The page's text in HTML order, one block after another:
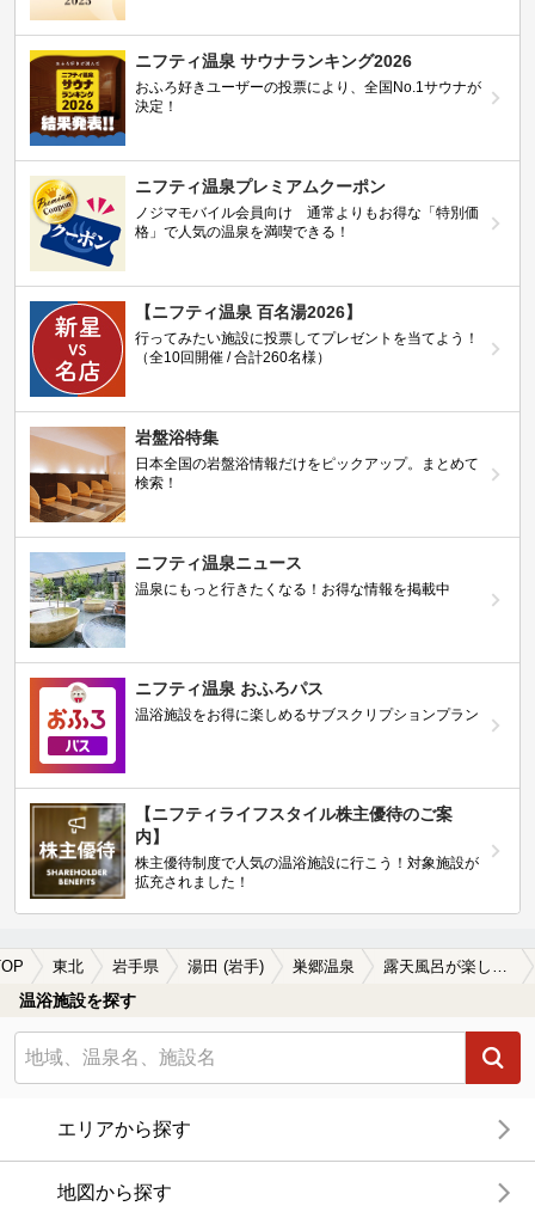
ニフティ温泉 サウナランキング2026
おふろ好きユーザーの投票により、全国No.1サウナが
決定！
ニフティ温泉プレミアムクーポン
ノジマモバイル会員向け 通常よりもお得な「特別価
格」で人気の温泉を満喫できる！
【ニフティ温泉 百名湯2026】
行ってみたい施設に投票してプレゼントを当てよう！
（全10回開催 / 合計260名様）
岩盤浴特集
日本全国の岩盤浴情報だけをピックアップ。まとめて
検索！
ニフティ温泉ニュース
温泉にもっと行きたくなる！お得な情報を掲載中
ニフティ温泉 おふろパス
温浴施設をお得に楽しめるサブスクリプションプラン
【ニフティライフスタイル株主優待のご案
内】
株主優待制度で人気の温浴施設に行こう！対象施設が
拡充されました！
東北 岩手県 湯田 (岩手) 巣郷温泉
温浴施設を探す
エリアから探す
地図から探す